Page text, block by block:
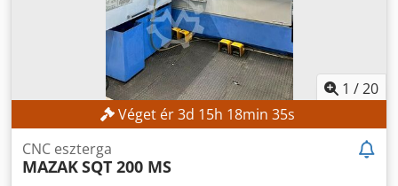
Keresztcsatlakozó Horizontális csatlakozók száma: 2
Munkalöket X1/X2 tengelyen, max.: 70 mm Munkalöket Z1
tengelyen, max.: 230 mm Előtolóerő X1/X2 tengelyen: 8000
N, 50 bar-on Függőleges csatlakozó Dcedpfjzpximex Ac Uok
Függőleges csatlakozók száma: 2 Munkalöket X3/X4
tengelyen, max.: 70 mm Manuális hosszbeállítás: 50 mm
Gyorsmozgási sebesség: 15 m/perc Előtolóerő X1/X2
tengelyen: 8000 N, 50 bar-on GÉP ADATOK Méretek és súly
Gép magassága: 1700 mm Talapzat: 2900 x 1700 mm Gép
súlya: 4100 kg
1 /20
Véget ér3d 15h 18min 33s
CNC eszterga
MAZAKSQT 200 MS